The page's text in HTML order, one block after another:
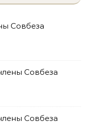
Совбеза
Совбеза
Совбеза